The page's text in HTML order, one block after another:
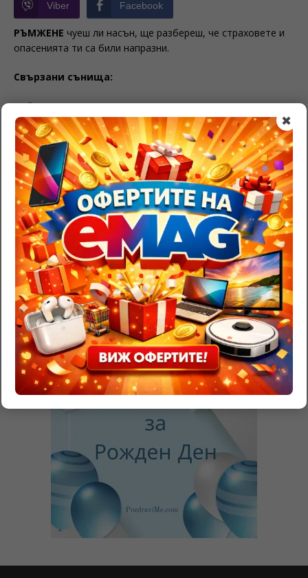
✖
Viber Facebook
РЪМЖЕНЕ чуеш ли насън, ще разбереш, че страховете и
опасенията ти са били напразни.
Свързани сънища:
Значение на хасе в съня
Тълкуване на сън с танцов интруктор
Да сънуваш охрана – тълкуване
BE THE FIRST TO COMMENT
Leave a Reply
Трябва давлезете , за да публикувате коментар.
RazgadaiMi.com>Съновник – тълкуване на сънища>
Ръмжене